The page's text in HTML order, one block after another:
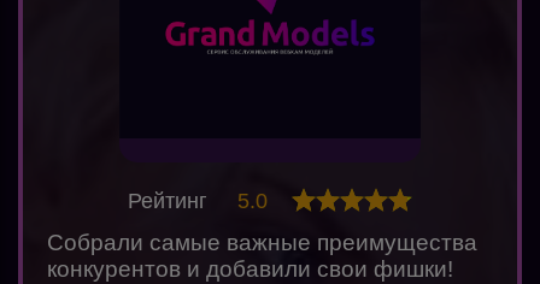
Собрали самые важные преимущества
конкурентов и добавили свои фишки!
Рейтинг 5.0